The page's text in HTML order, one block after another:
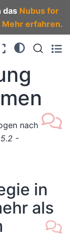
das Nubus for
Mehr erfahren.
nach
-
in
als